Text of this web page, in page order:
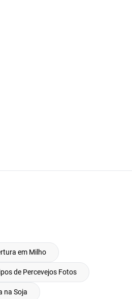
em Milho
de Percevejos Fotos
na Soja